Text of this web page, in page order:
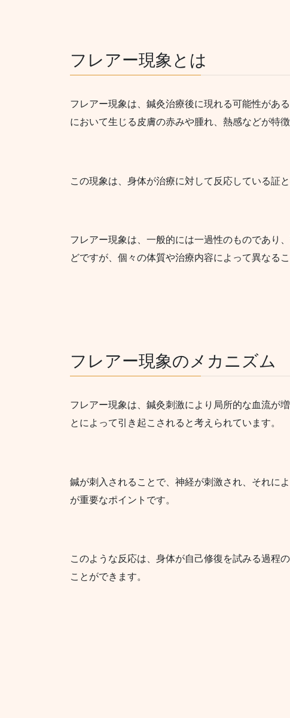
フレアー現象とは
フレアー現象は、鍼灸治療後に現れる可能性があ
において生じる皮膚の赤みや腫れ、熱感などが特徴
この現象は、身体が治療に対して反応している証
フレアー現象は、一般的には一過性のものであり
どですが、個々の体質や治療内容によって異なるこ
フレアー現象のメカニズム
フレアー現象は、鍼灸刺激により局所的な血流が
とによって引き起こされると考えられています。
鍼が刺入されることで、神経が刺激され、それに
が重要なポイントです。
このような反応は、身体が自己修復を試みる過程
ことができます。